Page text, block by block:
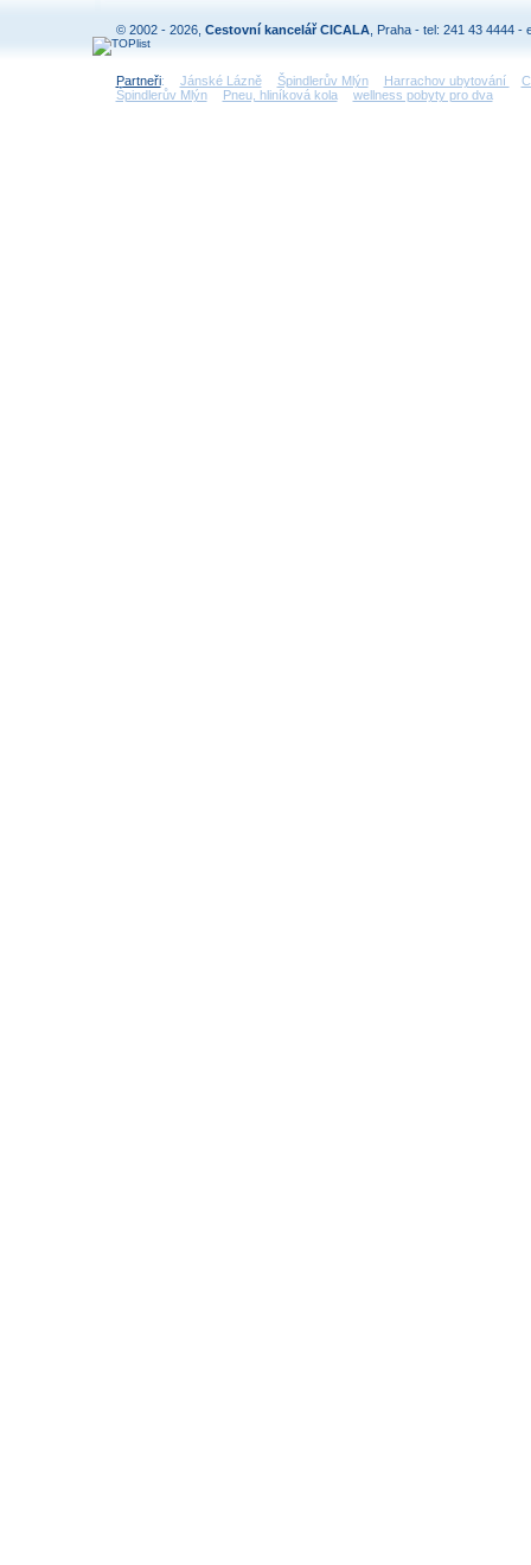
© 2002 - 2026, Cestovní kancelář CICALA, Praha - tel: 241 43 4444 -
Partneři: Jánské Lázně Špindlerův Mlýn Harrachov ubytování
Špindlerův Mlýn
Pneu, hliníková kola wellness pobyty pro dva